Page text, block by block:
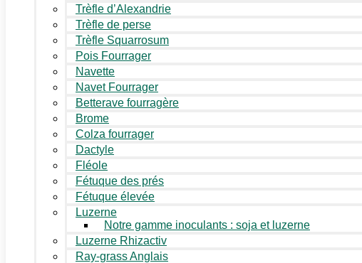
Trèfle d’Alexandrie
Trèfle de perse
Trèfle Squarrosum
Pois Fourrager
Navette
Navet Fourrager
Betterave fourragère
Brome
Colza fourrager
Dactyle
Fléole
Fétuque des prés
Fétuque élevée
Luzerne
Notre gamme inoculants : soja et luzerne
Luzerne Rhizactiv
Ray-grass Anglais